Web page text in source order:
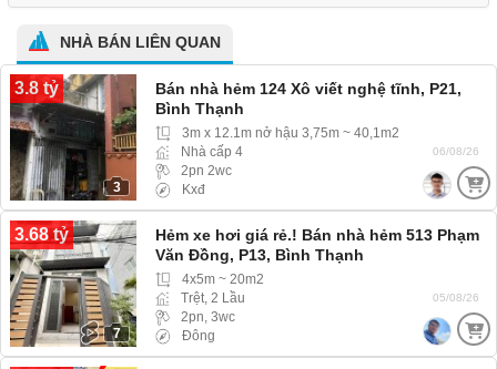
NHÀ BÁN LIÊN QUAN
3.8 tỷ
3
Bán nhà hẻm 124 Xô viết nghệ tĩnh, P21,
Bình Thạnh
3m x 12.1m nở hậu 3,75m ~ 40,1m2
Nhà cấp 4
2pn 2wc
Kxđ
06/08/26
3.68 tỷ
7
Hẻm xe hơi giá rẻ.! Bán nhà hẻm 513 Phạm
Văn Đồng, P13, Bình Thạnh
4x5m ~ 20m2
Trệt, 2 Lầu
2pn, 3wc
Đông
05/08/26